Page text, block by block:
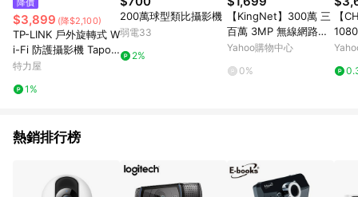
$3,899 (降$2,100)
TP-LINK 戶外旋轉式 W
i-Fi 防護攝影機 Tapo
C560WS
特力屋
1%
200萬球型類比攝影機
弱電33
2%
【KingNet】300萬 三
百萬 3MP 無線網路攝
影機 IPC WIFI 手機遠
攝影機
Yahoo購物中心
0%
【
線
熱銷排行榜